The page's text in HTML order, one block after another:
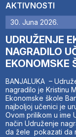
AKTIVNOSTI
30. Juna 2026.
UDRUŽENJE
NAGRADILO
EKONOMSKE
BANJALUKA –
nagradilo je Kristinu
Ekonomske škole
najboljoj učenici je
Ovom prilikom u ime
način Udruženje
da žele pokazati da